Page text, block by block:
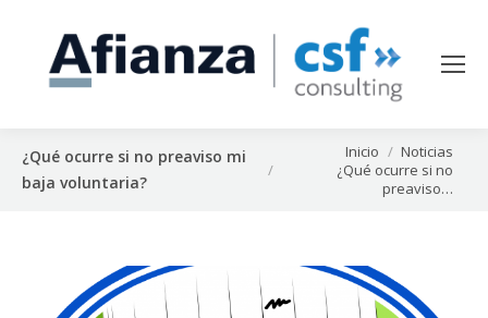
¿Qué ocurre si no preaviso mi
baja voluntaria?
Inicio
Noticias
¿Qué ocurre si no
preaviso…